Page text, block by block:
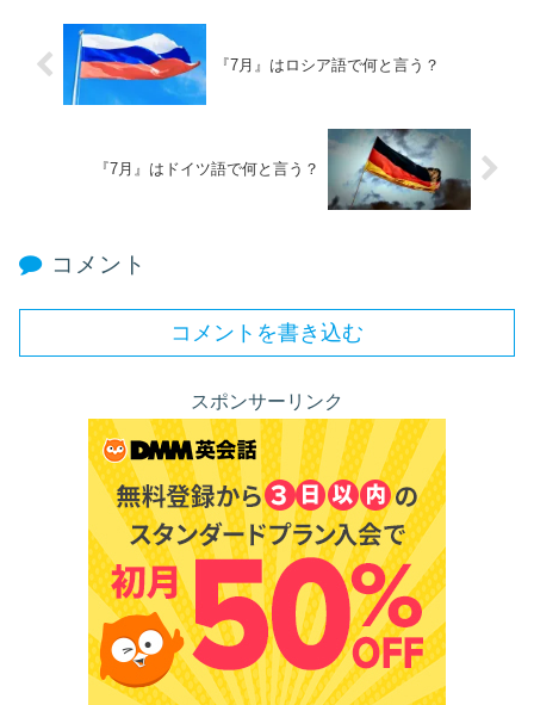
『7月』はロシア語で何と言う？
『7月』はドイツ語で何と言う？
コメント
コメントを書き込む
スポンサーリンク